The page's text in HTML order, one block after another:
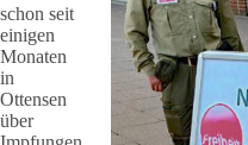
schon seit
einigen
Monaten
in
Ottensen
über